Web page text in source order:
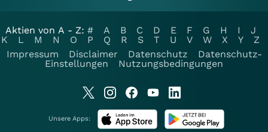
Aktien von A - Z: # A B C D E F G H I
J
K
L M N O P Q R S T U V W X Y
Z
Impressum
Disclaimer Datenschutz
Datenschutz-
Einstellungen
Nutzungsbedingungen
Unsere Apps: